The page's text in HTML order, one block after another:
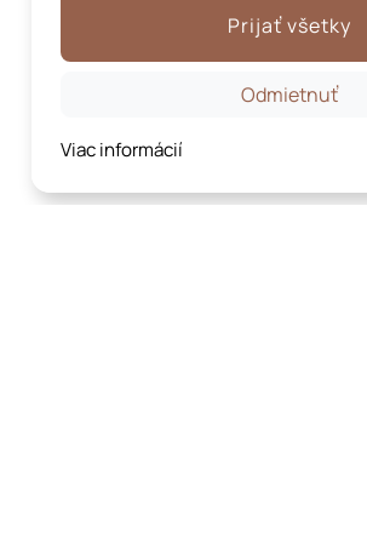
Prijať všetky
Odmietnuť
Viac informácií